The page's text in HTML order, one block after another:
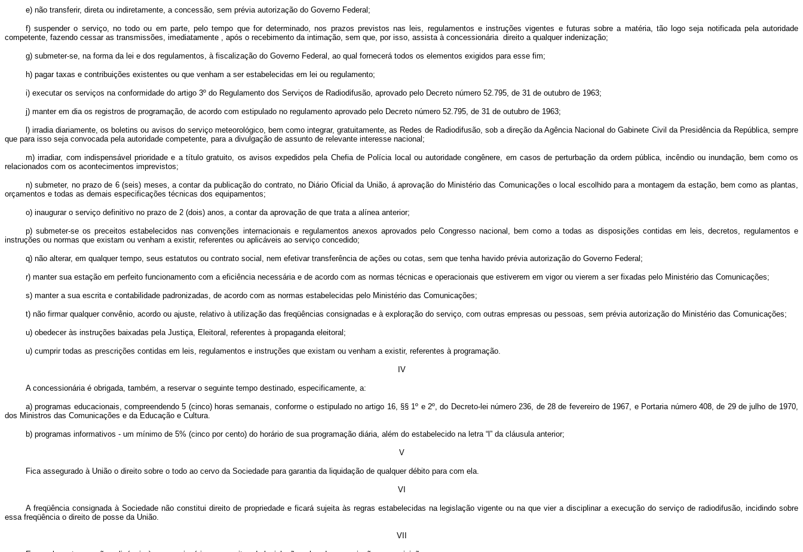
e) não transferir, direta ou indiretamente, a concessão, sem prévia autorização do Governo Federal;
f) suspender o serviço, no todo ou em parte, pelo tempo que for determinado, nos prazos previstos nas leis, regulamentos e instruções vigentes e futuras sobre a matéria, tão logo seja notificada pela autoridade
competente, fazendo cessar as transmissões, imediatamente , após o recebimento da intimação, sem que, por isso, assista à concessionária direito a qualquer indenização;
g) submeter-se, na forma da lei e dos regulamentos, à fiscalização do Governo Federal, ao qual fornecerá todos os elementos exigidos para esse fim;
h) pagar taxas e contribuições existentes ou que venham a ser estabelecidas em lei ou regulamento;
i) executar os serviços na conformidade do artigo 3º do Regulamento dos Serviços de Radiodifusão, aprovado pelo Decreto número 52.795, de 31 de outubro de 1963;
j) manter em dia os registros de programação, de acordo com estipulado no regulamento aprovado pelo Decreto número 52.795, de 31 de outubro de 1963;
l) irradia diariamente, os boletins ou avisos do serviço meteorológico, bem como integrar, gratuitamente, as Redes de Radiodifusão, sob a direção da Agência Nacional do Gabinete Civil da Presidência da República, sempre
que para isso seja convocada pela autoridade competente, para a divulgação de assunto de relevante interesse nacional;
m) irradiar, com indispensável prioridade e a título gratuito, os avisos expedidos pela Chefia de Polícia local ou autoridade congênere, em casos de perturbação da ordem pública, incêndio ou inundação, bem como os
relacionados com os acontecimentos imprevistos;
n) submeter, no prazo de 6 (seis) meses, a contar da publicação do contrato, no Diário Oficial da União, á aprovação do Ministério das Comunicações o local escolhido para a montagem da estação, bem como as plantas,
orçamentos e todas as demais especificações técnicas dos equipamentos;
o) inaugurar o serviço definitivo no prazo de 2 (dois) anos, a contar da aprovação de que trata a alínea anterior;
p) submeter-se os preceitos estabelecidos nas convenções internacionais e regulamentos anexos aprovados pelo Congresso nacional, bem como a todas as disposições contidas em leis, decretos, regulamentos e
instruções ou normas que existam ou venham a existir, referentes ou aplicáveis ao serviço concedido;
q) não alterar, em qualquer tempo, seus estatutos ou contrato social, nem efetivar transferência de ações ou cotas, sem que tenha havido prévia autorização do Governo Federal;
r) manter sua estação em perfeito funcionamento com a eficiência necessária e de acordo com as normas técnicas e operacionais que estiverem em vigor ou vierem a ser fixadas pelo Ministério das Comunicações;
s) manter a sua escrita e contabilidade padronizadas, de acordo com as normas estabelecidas pelo Ministério das Comunicações;
t) não firmar qualquer convênio, acordo ou ajuste, relativo à utilização das freqüências consignadas e à exploração do serviço, com outras empresas ou pessoas, sem prévia autorização do Ministério das Comunicações;
u) obedecer às instruções baixadas pela Justiça, Eleitoral, referentes à propaganda eleitoral;
u) cumprir todas as prescrições contidas em leis, regulamentos e instruções que existam ou venham a existir, referentes à programação.
IV
A concessionária é obrigada, também, a reservar o seguinte tempo destinado, especificamente, a:
a) programas educacionais, compreendendo 5 (cinco) horas semanais, conforme o estipulado no artigo 16, §§ 1º e 2º, do Decreto-lei número 236, de 28 de fevereiro de 1967, e Portaria número 408, de 29 de julho de 1970,
dos Ministros das Comunicações e da Educação e Cultura.
b) programas informativos - um mínimo de 5% (cinco por cento) do horário de sua programação diária, além do estabelecido na letra “l” da cláusula anterior;
V
Fica assegurado à União o direito sobre o todo ao cervo da Sociedade para garantia da liquidação de qualquer débito para com ela.
VI
A freqüência consignada à Sociedade não constitui direito de propriedade e ficará sujeita às regras estabelecidas na legislação vigente ou na que vier a disciplinar a execução do serviço de radiodifusão, incidindo sobre
essa freqüência o direito de posse da União.
VII